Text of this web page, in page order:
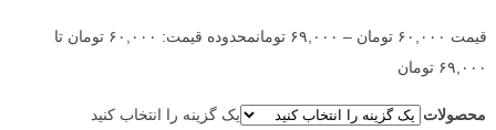
قیمت ۶۰,۰۰۰ تومان – ۶۹,۰۰۰ تومان
محدوده قیمت: ۶۰,۰۰۰ تومان تا
۶۹,۰۰۰ تومان
محصولات
یک گزینه را انتخاب کنید